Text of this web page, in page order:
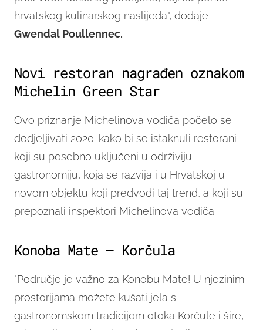
hrvatskog kulinarskog naslijeđa", dodaje
Gwendal Poullennec.
Novi restoran nagrađen oznakom
Michelin Green Star
Ovo priznanje Michelinova vodiča počelo se
dodjeljivati 2020. kako bi se istaknuli restorani
koji su posebno uključeni u održiviju
gastronomiju, koja se razvija i u Hrvatskoj u
novom objektu koji predvodi taj trend, a koji su
prepoznali inspektori Michelinova vodiča:
Konoba Mate – Korčula
"Područje je važno za Konobu Mate! U njezinim
prostorijama možete kušati jela s
gastronomskom tradicijom otoka Korčule i šire,